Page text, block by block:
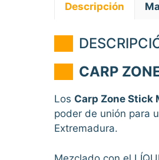
Descripción
CARP
Los Carp Zone Stick
poder de unión para
Extremadura.